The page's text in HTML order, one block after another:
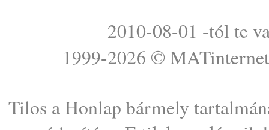
2010-08-01 -tól te
1999-2026 © MATinternet
Tilos a Honlap bármely